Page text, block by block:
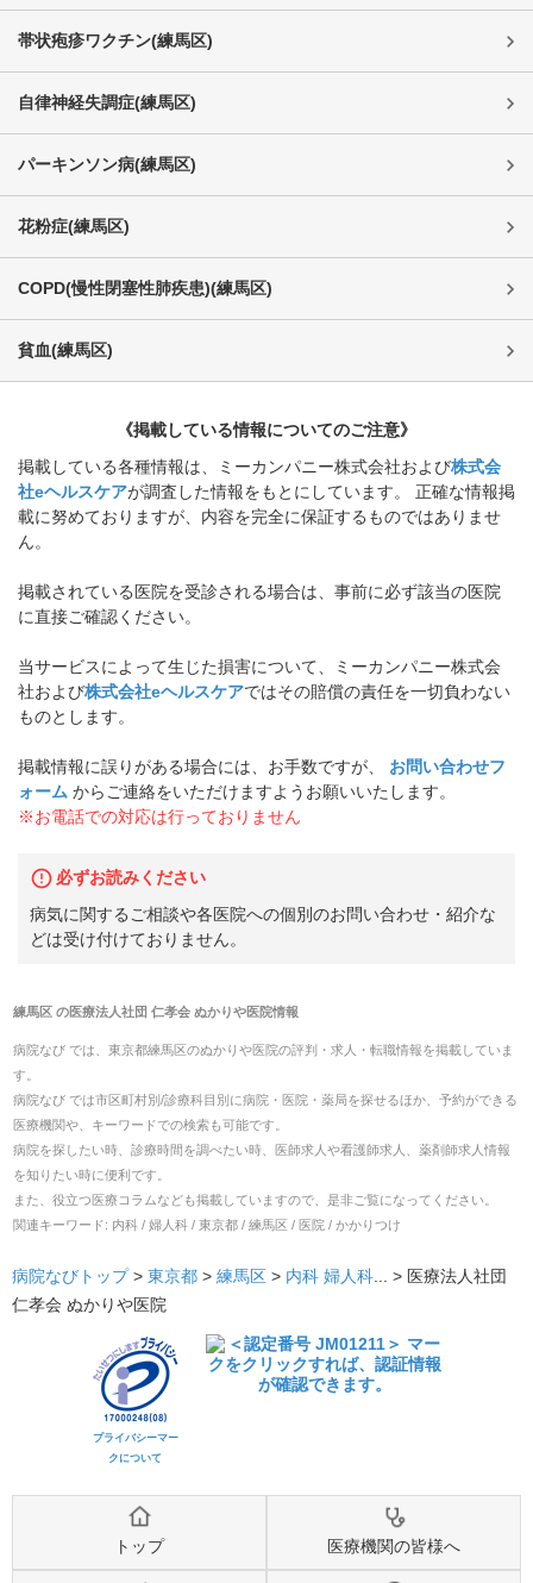
帯状疱疹ワクチン(練馬区)
自律神経失調症(練馬区)
パーキンソン病(練馬区)
花粉症(練馬区)
COPD(慢性閉塞性肺疾患)(練馬区)
貧血(練馬区)
《掲載している情報についてのご注意》
掲載している各種情報は、ミーカンパニー株式会社および株式会
社eヘルスケアが調査した情報をもとにしています。 正確な情報掲
載に努めておりますが、内容を完全に保証するものではありませ
ん。
掲載されている医院を受診される場合は、事前に必ず該当の医院
に直接ご確認ください。
当サービスによって生じた損害について、ミーカンパニー株式会
社および株式会社eヘルスケアではその賠償の責任を一切負わない
ものとします。
掲載情報に誤りがある場合には、お手数ですが、
お問い合わせフ
ォーム からご連絡をいただけますようお願いいたします。
※お電話での対応は行っておりません
必ずお読みください
病気に関するご相談や各医院への個別のお問い合わせ・紹介な
どは受け付けておりません。
練馬区の医療法人社団 仁孝会 ぬかりや医院情報
病院なび では、 東京都練馬区のぬかりや医院の評判・求人・転職情報を掲載していま
す。
病院なび では市区町村別/診療科目別に病院・医院・薬局を探せるほか、予約ができる
医療機関や、キーワードでの検索も可能です。
病院を探したい時、診療時間を調べたい時、医師求人や看護師求人、薬剤師求人情報
を知りたい時に便利です。
また、役立つ医療コラムなども掲載していますので、是非ご覧になってください。
関連キーワード: 内科 / 婦人科 / 東京都 / 練馬区 / 医院 / かかりつけ
病院なびトップ > 東京都 > 練馬区 > 内科 婦人科... > 医療法人社団
仁孝会 ぬかりや医院
プライバシーマー
クについて
トップ 医療機関の皆様へ